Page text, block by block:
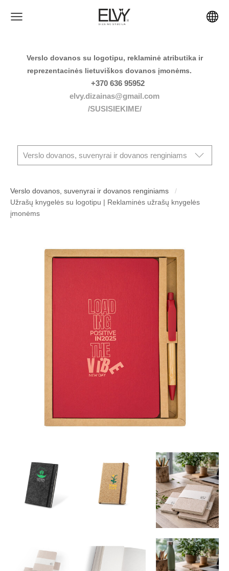
Verslo dovanos su logotipu, reklaminė atributika ir
reprezentacinės lietuviškos dovanos įmonėms.
+370 636 95952
elvy.dizainas@gmail.com
/SUSISIEKIME/
Verslo dovanos, suvenyrai ir dovanos renginiams
Verslo dovanos, suvenyrai ir dovanos renginiams
Užrašų knygelės su logotipu | Reklaminės užrašų knygelės
įmonėms